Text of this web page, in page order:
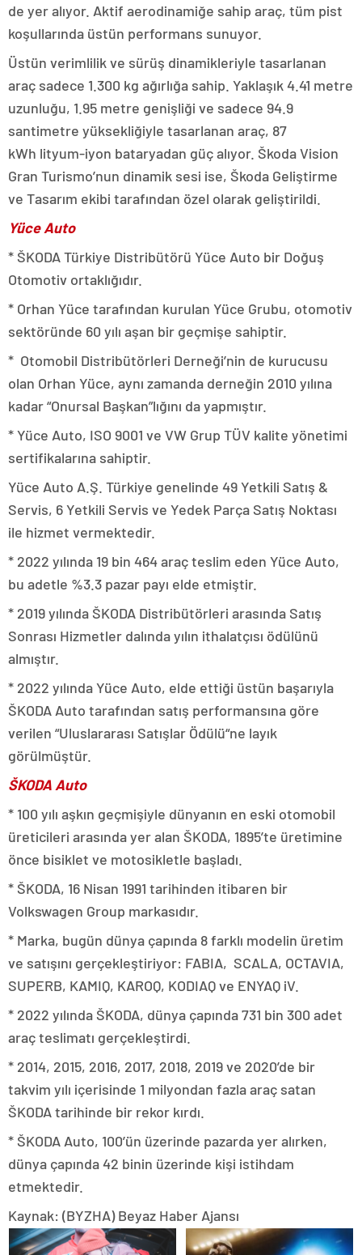
de yer alıyor. Aktif aerodinamiğe sahip araç, tüm pist
koşullarında üstün performans sunuyor.
Üstün verimlilik ve sürüş dinamikleriyle tasarlanan
araç sadece 1.300 kg ağırlığa sahip. Yaklaşık 4.41 metre
uzunluğu, 1.95 metre genişliği ve sadece 94.9
santimetre yüksekliğiyle tasarlanan araç, 87
kWh lityum-iyon bataryadan güç alıyor. Škoda Vision
Gran Turismo’nun dinamik sesi ise, Škoda Geliştirme
ve Tasarım ekibi tarafından özel olarak geliştirildi.
Yüce Auto
* ŠKODA Türkiye Distribütörü Yüce Auto bir Doğuş
Otomotiv ortaklığıdır.
* Orhan Yüce tarafından kurulan Yüce Grubu, otomotiv
sektöründe 60 yılı aşan bir geçmişe sahiptir.
* Otomobil Distribütörleri Derneği’nin de kurucusu
olan Orhan Yüce, aynı zamanda derneğin 2010 yılına
kadar “Onursal Başkan”lığını da yapmıştır.
* Yüce Auto, ISO 9001 ve VW Grup TÜV kalite yönetimi
sertifikalarına sahiptir.
Yüce Auto A.Ş. Türkiye genelinde 49 Yetkili Satış &
Servis, 6 Yetkili Servis ve Yedek Parça Satış Noktası
ile hizmet vermektedir.
* 2022 yılında 19 bin 464 araç teslim eden Yüce Auto,
bu adetle %3.3 pazar payı elde etmiştir.
* 2019 yılında ŠKODA Distribütörleri arasında Satış
Sonrası Hizmetler dalında yılın ithalatçısı ödülünü
almıştır.
* 2022 yılında Yüce Auto, elde ettiği üstün başarıyla
ŠKODA Auto tarafından satış performansına göre
verilen “Uluslararası Satışlar Ödülü“ne layık
görülmüştür.
ŠKODA Auto
* 100 yılı aşkın geçmişiyle dünyanın en eski otomobil
üreticileri arasında yer alan ŠKODA, 1895’te üretimine
önce bisiklet ve motosikletle başladı.
* ŠKODA, 16 Nisan 1991 tarihinden itibaren bir
Volkswagen Group markasıdır.
* Marka, bugün dünya çapında 8 farklı modelin üretim
ve satışını gerçekleştiriyor: FABIA, SCALA, OCTAVIA,
SUPERB, KAMIQ, KAROQ, KODIAQ ve ENYAQ iV.
* 2022 yılında ŠKODA, dünya çapında 731 bin 300 adet
araç teslimatı gerçekleştirdi.
* 2014, 2015, 2016, 2017, 2018, 2019 ve 2020’de bir
takvim yılı içerisinde 1 milyondan fazla araç satan
ŠKODA tarihinde bir rekor kırdı.
* ŠKODA Auto, 100’ün üzerinde pazarda yer alırken,
dünya çapında 42 binin üzerinde kişi istihdam
etmektedir.
Kaynak: (BYZHA) Beyaz Haber Ajansı